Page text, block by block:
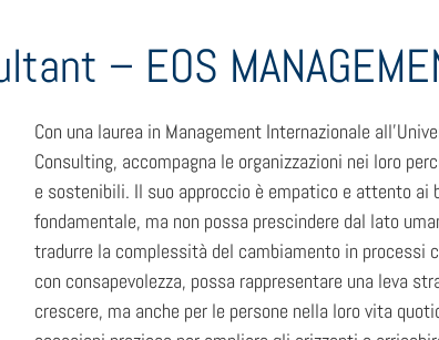
– EOS
Con una laurea in Management Internazionale
Consulting, accompagna le organizzazioni nei loro
e sostenibili. Il suo approccio è empatico e attento
fondamentale, ma non possa prescindere dal lato
tradurre la complessità del cambiamento in processi
con consapevolezza, possa rappresentare una leva
crescere, ma anche per le persone nella loro vita